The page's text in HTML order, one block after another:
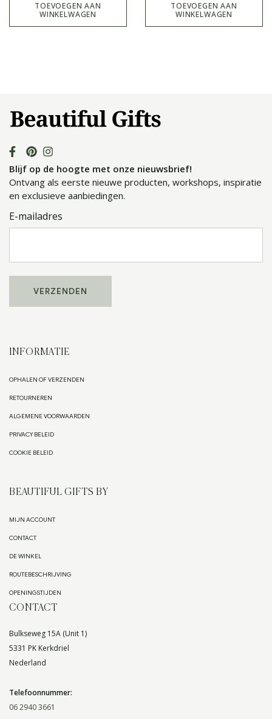
TOEVOEGEN AAN
WINKELWAGEN
TOEVOEGEN AAN
WINKELWAGEN
Blijf op de hoogte met onze nieuwsbrief!
Ontvang als eerste nieuwe producten, workshops, inspiratie
en exclusieve aanbiedingen.
E-mailadres
INFORMATIE
OPHALEN OF VERZENDEN
RETOURNEREN
ALGEMENE VOORWAARDEN
PRIVACY BELEID
COOKIE BELEID
BEAUTIFUL GIFTS BY
MIJN ACCOUNT
CONTACT
DE WINKEL
ROUTEBESCHRIJVING
OPENINGSTIJDEN
CONTACT
Bulkseweg 15A (Unit 1)
5331 PK Kerkdriel
Nederland
Telefoonnummer:
06 2940 3661